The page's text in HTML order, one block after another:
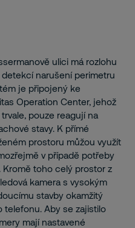
ulici má rozlohu
detekcí narušení perimetru
je připojený ke
Operation Center, jehož
pouze reagují na
stavy. K přímé
prostoru můžou využít
v případě potřeby
Kromě toho celý prostor z
kamera s vysokým
stavby okamžitý
telefonu. Aby se zajistilo
mají nastavené